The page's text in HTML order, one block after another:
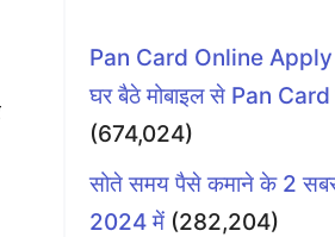
Pan Card Online
घर बैठे मोबाइल से Pan
(674,024)
सोते समय पैसे कमाने के 2
2024 में (282,204)